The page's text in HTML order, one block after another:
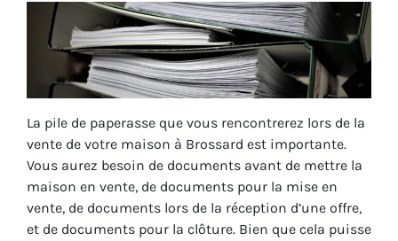
La pile de paperasse que vous rencontrerez lors de la
vente de votre maison à Brossard est importante.
Vous aurez besoin de documents avant de mettre la
maison en vente, de documents pour la mise en
vente, de documents lors de la réception d’une offre,
et de documents pour la clôture. Bien que cela puisse